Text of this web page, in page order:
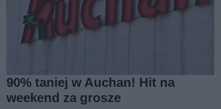
90% taniej w Auchan! Hit na
weekend za grosze